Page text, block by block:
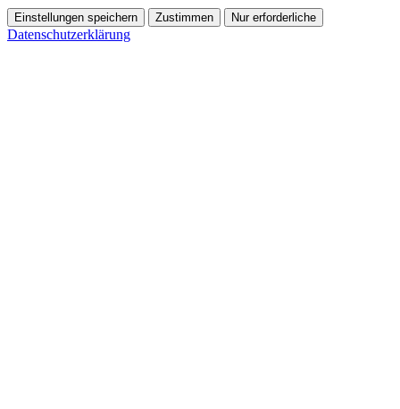
Einstellungen speichern Zustimmen Nur erforderliche
Datenschutzerklärung